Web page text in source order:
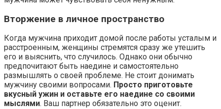
Вторжение в личное пространство
Когда мужчина приходит домой после работы усталым и
расстроенным, женщины стремятся сразу же утешить
его и выяснить, что случилось. Однако они обычно
предпочитают быть наедине и самостоятельно
размышлять о своей проблеме. Не стоит донимать
мужчину своими вопросами. Просто приготовьте
вкусный ужин и оставьте его наедине со своими
мыслями. Ваш партнер обязательно это оценит.